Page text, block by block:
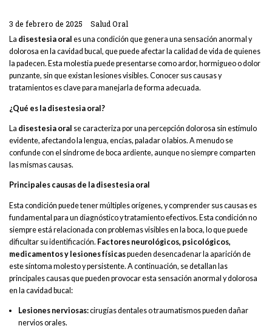
3 de febrero de 2025 Salud Oral
La disestesia oral es una condición que genera una sensación anormal y
dolorosa en la cavidad bucal, que puede afectar la calidad de vida de quienes
la padecen. Esta molestia puede presentarse como ardor, hormigueo o dolor
punzante, sin que existan lesiones visibles. Conocer sus causas y
tratamientos es clave para manejarla de forma adecuada.
¿Qué es la disestesia oral?
La disestesia oral se caracteriza por una percepción dolorosa sin estímulo
evidente, afectando la lengua, encías, paladar o labios. A menudo se
confunde con el síndrome de boca ardiente, aunque no siempre comparten
las mismas causas.
Principales causas de la disestesia oral
Esta condición puede tener múltiples orígenes, y comprender sus causas es
fundamental para un diagnóstico y tratamiento efectivos. Esta condición no
siempre está relacionada con problemas visibles en la boca, lo que puede
dificultar su identificación. Factores neurológicos, psicológicos,
medicamentos y lesiones físicaspueden desencadenar la aparición de
este síntoma molesto y persistente. A continuación, se detallan las
principales causas que pueden provocar esta sensación anormal y dolorosa
en la cavidad bucal:
Lesiones nerviosas:cirugías dentales o traumatismos pueden dañar
nervios orales.